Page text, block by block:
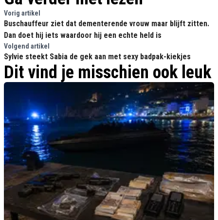
Vorig artikel
Buschauffeur ziet dat dementerende vrouw maar blijft zitten.
Dan doet hij iets waardoor hij een echte held is
Volgend artikel
Sylvie steekt Sabia de gek aan met sexy badpak-kiekjes
Dit vind je misschien ook leuk